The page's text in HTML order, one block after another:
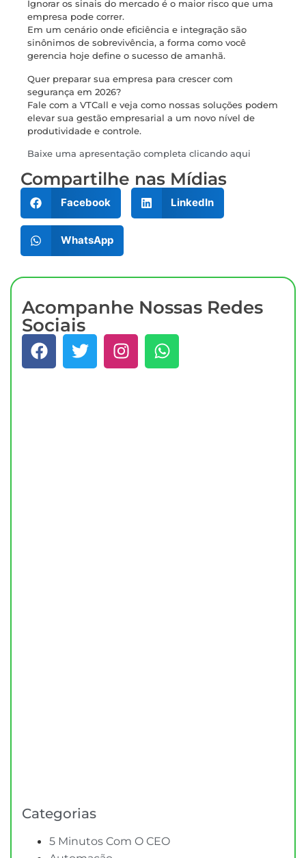
Ignorar os sinais do mercado é o maior risco que uma
empresa pode correr.
Em um cenário onde eficiência e integração são
sinônimos de sobrevivência, a forma como você
gerencia hoje define o sucesso de amanhã.
Quer preparar sua empresa para crescer com
segurança em 2026?
Fale com a VTCall e veja como nossas soluções podem
elevar sua gestão empresarial a um novo nível de
produtividade e controle.
Baixe uma apresentação completa clicando aqui
Compartilhe nas Mídias
Facebook LinkedIn
WhatsApp
Acompanhe Nossas Redes
Sociais
Categorias
5 Minutos Com O CEO